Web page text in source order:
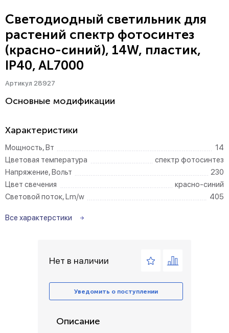
Светодиодный светильник для
растений спектр фотосинтез
(красно-синий), 14W, пластик,
IP40, AL7000
Артикул 28927
Основные модификации
Характеристики
Мощность, Вт
14
Цветовая температура
спектр фотосинтез
Напряжение, Вольт
230
Цвет свечения
красно-синий
Световой поток, Lm/w
405
Все характерстики
Нет в наличии
Уведомить о поступлении
Описание